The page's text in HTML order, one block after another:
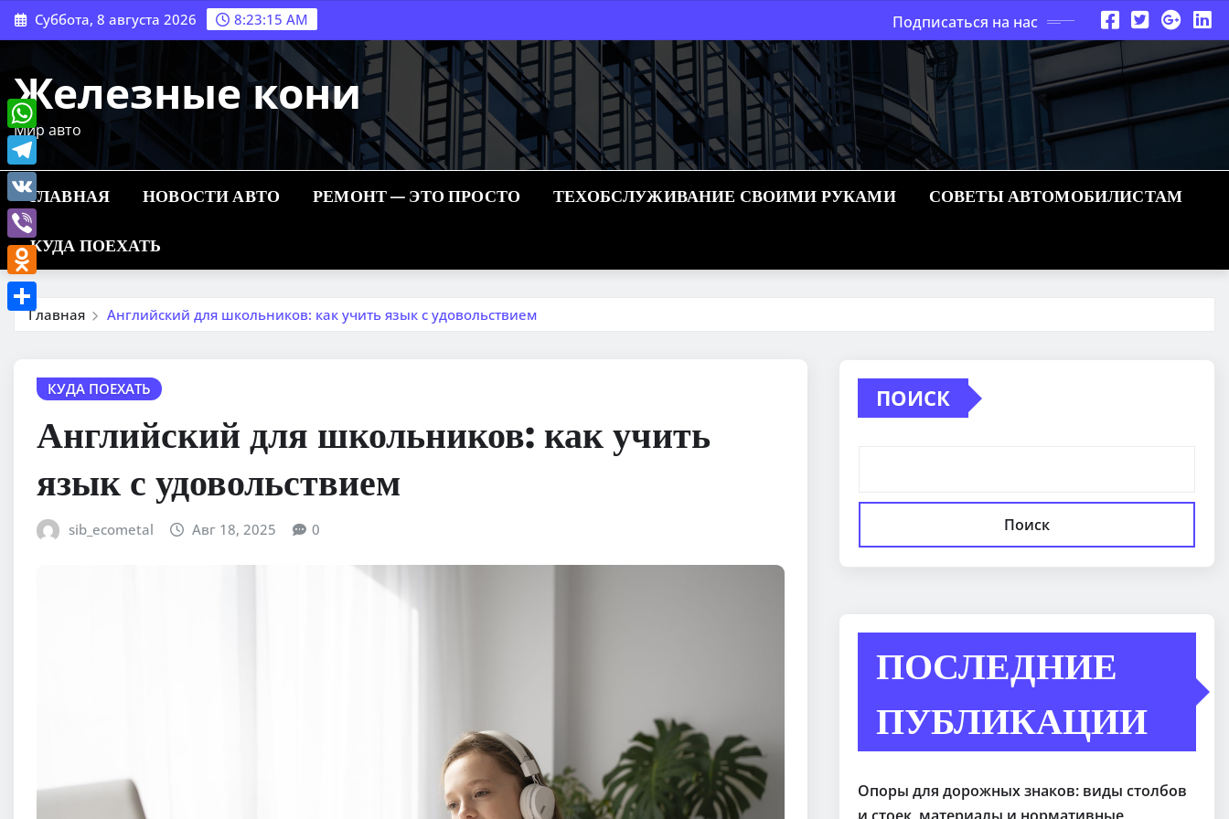
Перейти
к
Суббота, 8 августа 2026 8:23:17 AM Подписаться на нас
Железные кони
Мир авто
ГЛАВНАЯ НОВОСТИ АВТО РЕМОНТ — ЭТО ПРОСТО ТЕХОБСЛУЖИВАНИЕ СВОИМИ РУКАМИ СОВЕТЫ АВТОМОБИЛИСТАМ
КУДА ПОЕХАТЬ
Главная Английский для школьников: как учить язык с удовольствием
КУДА ПОЕХАТЬ
Английский для школьников: как учить
язык с удовольствием
sib_ecometal Авг 18, 2025 0
ПОИСК
Поиск
ПОСЛЕДНИЕ
ПУБЛИКАЦИИ
Опоры для дорожных знаков: виды столбов
WhatsApp
Telegram
VK
Viber
Odnoklassniki
Отправить